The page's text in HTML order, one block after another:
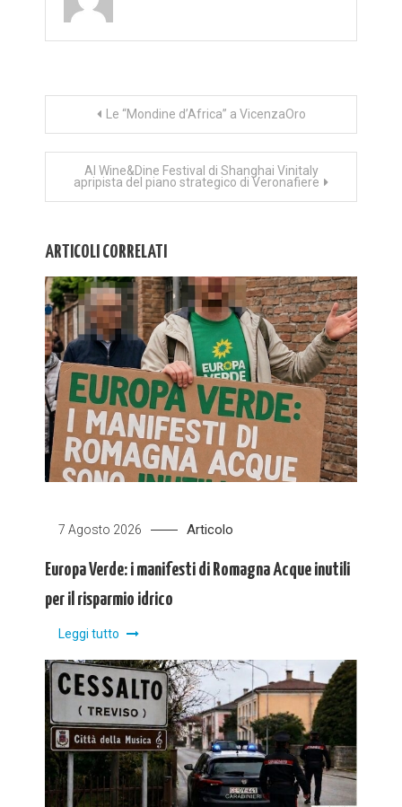
Navigazione
articoli
Le “Mondine d’Africa” a VicenzaOro
Al Wine&Dine Festival di Shanghai Vinitaly
apripista del piano strategico di Veronafiere
ARTICOLI CORRELATI
7 Agosto 2026 Articolo
Europa Verde: i manifesti di Romagna Acque inutili
per il risparmio idrico
Leggi tutto